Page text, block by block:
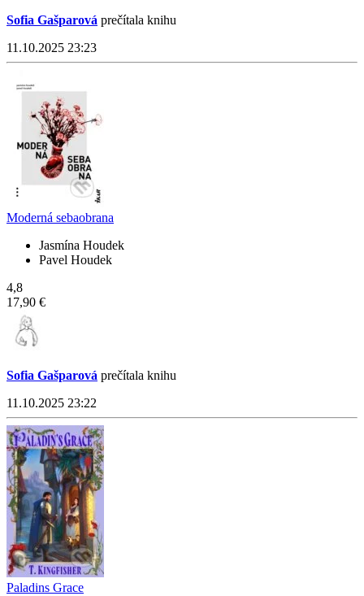
Sofia Gašparová prečítala knihu
11.10.2025 23:23
Moderná sebaobrana
Jasmína Houdek
Pavel Houdek
4,8
17,90 €
Sofia Gašparová prečítala knihu
11.10.2025 23:22
Paladins Grace